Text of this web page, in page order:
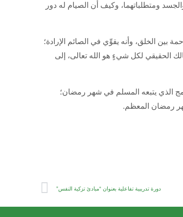
ومتطلباتهما، وكيف أن الصيام له دور
الخلق، وأنه يقوِّي في الصائم الإرادة؛
الحقيقي لكل شيءٍ هو الله تعالى، إلى
الذي يتبعه المسلم في شهر رمضان؛
رمضان المعظم.
دورة تدريبية تفاعلية بعنوان “مبادئ تزكية النفس”